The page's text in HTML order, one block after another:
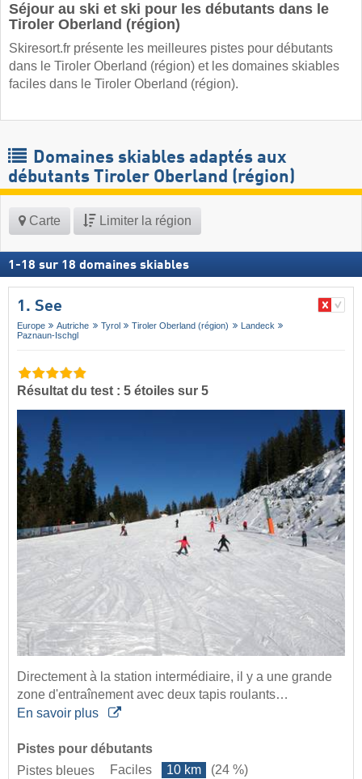
Séjour au ski et ski pour les débutants dans le
Tiroler Oberland (région)
Skiresort.fr présente les meilleures pistes pour débutants
dans le Tiroler Oberland (région) et les domaines skiables
faciles dans le Tiroler Oberland (région).
Domaines skiables adaptés aux
débutants Tiroler Oberland (région)
Carte Limiter la région
1 -18 sur 18 domaines skiables
1. See
Europe Autriche Tyrol Tiroler Oberland (région)
Landeck
Paznaun-Ischgl
Résultat du test : 5 étoiles sur 5
Directement à la station intermédiaire, il y a une grande
zone d'entraînement avec deux tapis roulants…
En savoir plus
Pistes pour débutants
Pistes bleues
Faciles 10 km
(24 %)